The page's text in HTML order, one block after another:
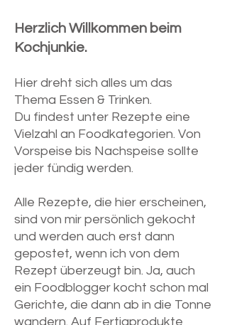
Herzlich Willkommen beim
Kochjunkie.
Hier dreht sich alles um das
Thema Essen & Trinken.
Du findest unter Rezepte eine
Vielzahl an Foodkategorien. Von
Vorspeise bis Nachspeise sollte
jeder fündig werden.
Alle Rezepte, die hier erscheinen,
sind von mir persönlich gekocht
und werden auch erst dann
gepostet, wenn ich von dem
Rezept überzeugt bin. Ja, auch
ein Foodblogger kocht schon mal
Gerichte, die dann ab in die Tonne
wandern. Auf Fertigprodukte